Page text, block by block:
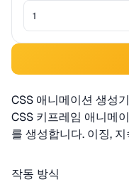
CSS 애니메이션 생성
CSS 키프레임 애니메
를 생성합니다. 이징,
작동 방식